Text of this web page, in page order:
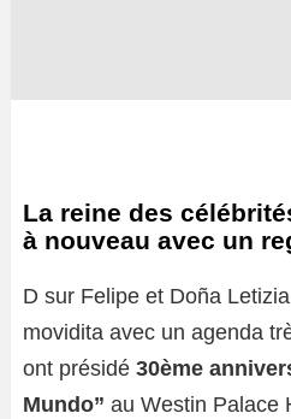
La reine des
à nouveau avec un
D sur Felipe et Doña
movidita avec un agenda
ont présidé 30ème
Mundo” au Westin Palace